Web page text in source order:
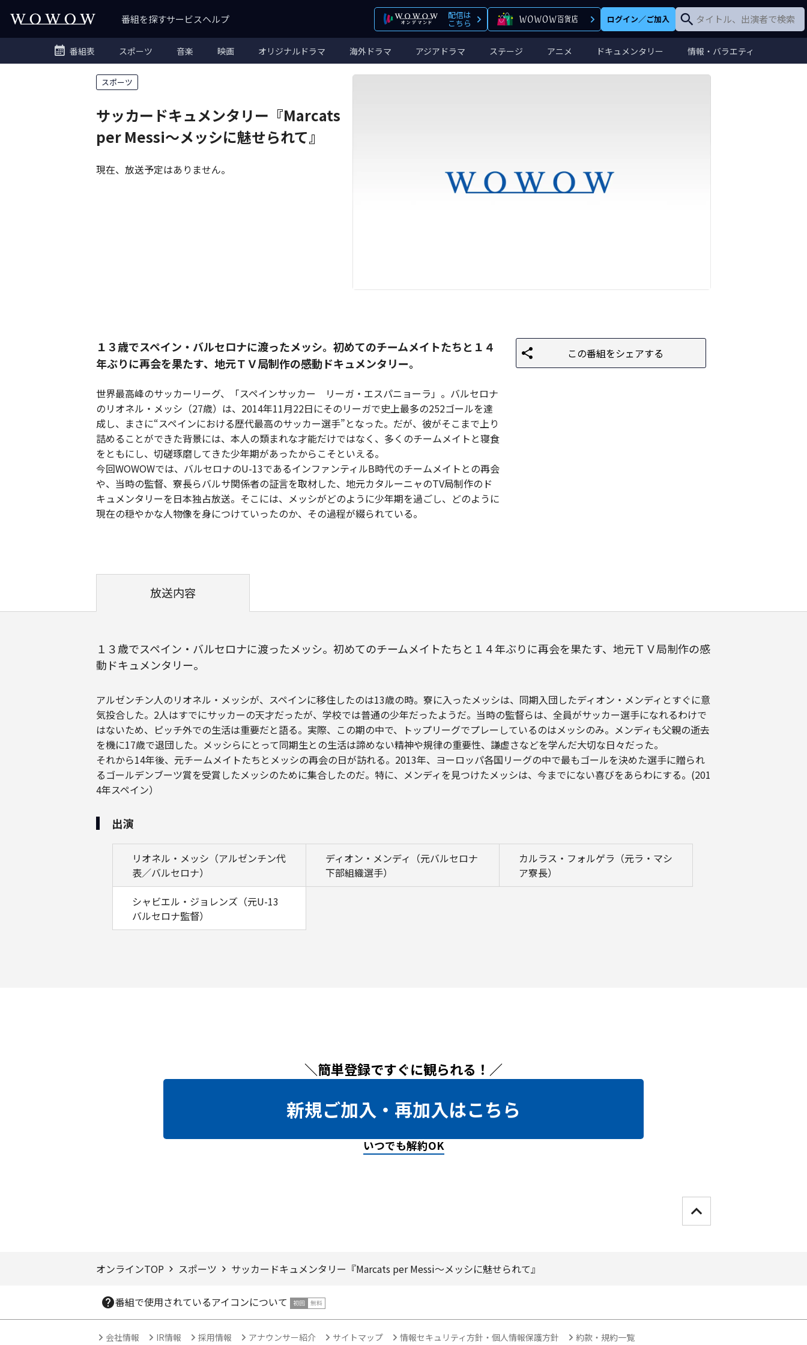
番組を探すサービスヘルプ 配信は
こちら ログイン／ご加入
番組表 スポーツ 音楽 映画 オリジナルドラマ 海外ドラマ アジアドラマ ステージ アニメ ドキュメンタリー 情報・バラエティ
スポーツ
サッカードキュメンタリー『Marcats
per Messi〜メッシに魅せられて』
現在、放送予定はありません。
１３歳でスペイン・バルセロナに渡ったメッシ。初めてのチームメイトたちと１４
年ぶりに再会を果たす、地元ＴＶ局制作の感動ドキュメンタリー。
世界最高峰のサッカーリーグ、「スペインサッカー リーガ・エスパニョーラ」。バルセロナ
のリオネル・メッシ（27歳）は、2014年11月22日にそのリーガで史上最多の252ゴールを達
成し、まさに“スペインにおける歴代最高のサッカー選手”となった。だが、彼がそこまで上り
詰めることができた背景には、本人の類まれな才能だけではなく、多くのチームメイトと寝食
をともにし、切磋琢磨してきた少年期があったからこそといえる。
今回WOWOWでは、バルセロナのU-13であるインファンティルB時代のチームメイトとの再会
や、当時の監督、寮長らバルサ関係者の証言を取材した、地元カタルーニャのTV局制作のド
キュメンタリーを日本独占放送。そこには、メッシがどのように少年期を過ごし、どのように
現在の穏やかな人物像を身につけていったのか、その過程が綴られている。
この番組をシェアする
放送内容
１３歳でスペイン・バルセロナに渡ったメッシ。初めてのチームメイトたちと１４年ぶりに再会を果たす、地元ＴＶ局制作の感
動ドキュメンタリー。
アルゼンチン人のリオネル・メッシが、スペインに移住したのは13歳の時。寮に入ったメッシは、同期入団したディオン・メンディとすぐに意
気投合した。2人はすでにサッカーの天才だったが、学校では普通の少年だったようだ。当時の監督らは、全員がサッカー選手になれるわけで
はないため、ピッチ外での生活は重要だと語る。実際、この期の中で、トップリーグでプレーしているのはメッシのみ。メンディも父親の逝去
を機に17歳で退団した。メッシらにとって同期生との生活は諦めない精神や規律の重要性、謙虚さなどを学んだ大切な日々だった。
それから14年後、元チームメイトたちとメッシの再会の日が訪れる。2013年、ヨーロッパ各国リーグの中で最もゴールを決めた選手に贈られ
るゴールデンブーツ賞を受賞したメッシのために集合したのだ。特に、メンディを見つけたメッシは、今までにない喜びをあらわにする。(201
4年スペイン）
出演
リオネル・メッシ（アルゼンチン代
表／バルセロナ）
ディオン・メンディ（元バルセロナ
下部組織選手）
カルラス・フォルゲラ（元ラ・マシ
ア寮長）
シャビエル・ジョレンズ（元U-13
バルセロナ監督）
＼簡単登録ですぐに観られる！／
新規ご加入・再加入はこちら
いつでも解約OK
オンラインTOP スポーツ サッカードキュメンタリー『Marcats per Messi〜メッシに魅せられて』
番組で使用されているアイコンについて
会社情報 IR情報 採用情報 アナウンサー紹介 サイトマップ 情報セキュリティ方針・個人情報保護方針 約款・規約一覧